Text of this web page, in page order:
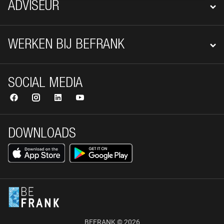
ADVISEUR
WERKEN BIJ BEFRANK
DOWNLOADS
SOCIAL MEDIA
BEFRANK © 2026